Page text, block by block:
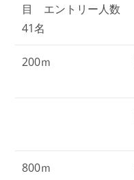
目 エントリー人数
41名
200ｍ
800ｍ